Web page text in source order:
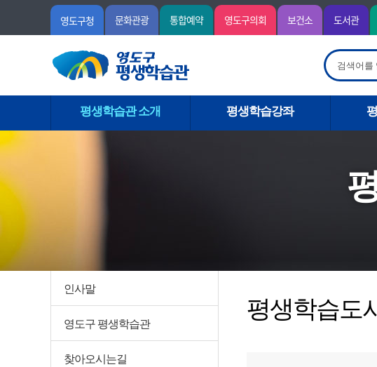
영도구청 문화관광 통합예약 영도구의회 보건소 도서관
평생학습관 소개 평생학습강좌
인사말
영도구 평생학습관
찾아오시는길
평생학습도